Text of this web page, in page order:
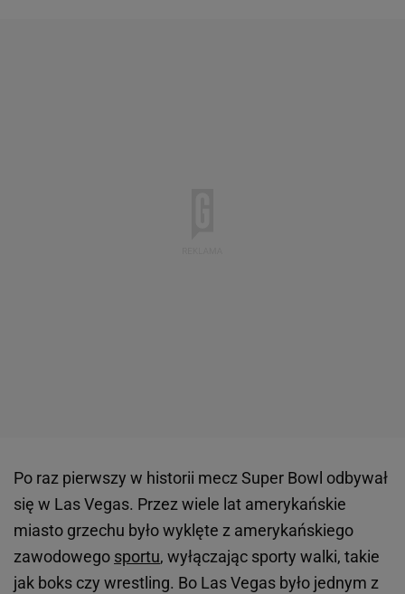
Po raz pierwszy w historii mecz Super Bowl odbywał
się w Las Vegas. Przez wiele lat amerykańskie
miasto grzechu było wyklęte z amerykańskiego
zawodowego sportu, wyłączając sporty walki, takie
jak boks czy wrestling. Bo Las Vegas było jednym z